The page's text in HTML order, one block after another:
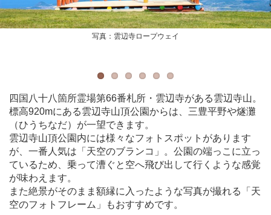
写真：雲辺寺ロープウェイ
写真：雲辺寺ロープウェイ
写真：雲辺寺ロープウェイ
四国八十八箇所霊場第66番札所・雲辺寺がある雲辺寺山。
標高920mにある雲辺寺山頂公園からは、三豊平野や燧灘
（ひうちなだ）が一望できます。
雲辺寺山頂公園内には様々なフォトスポットがあります
が、一番人気は「天空のブランコ」。公園の端っこに立っ
ているため、乗って漕ぐと空へ飛び出して行くような感覚
が味わえます。
また絶景がそのまま額縁に入ったような写真が撮れる「天
空のフォトフレーム」もおすすめです。